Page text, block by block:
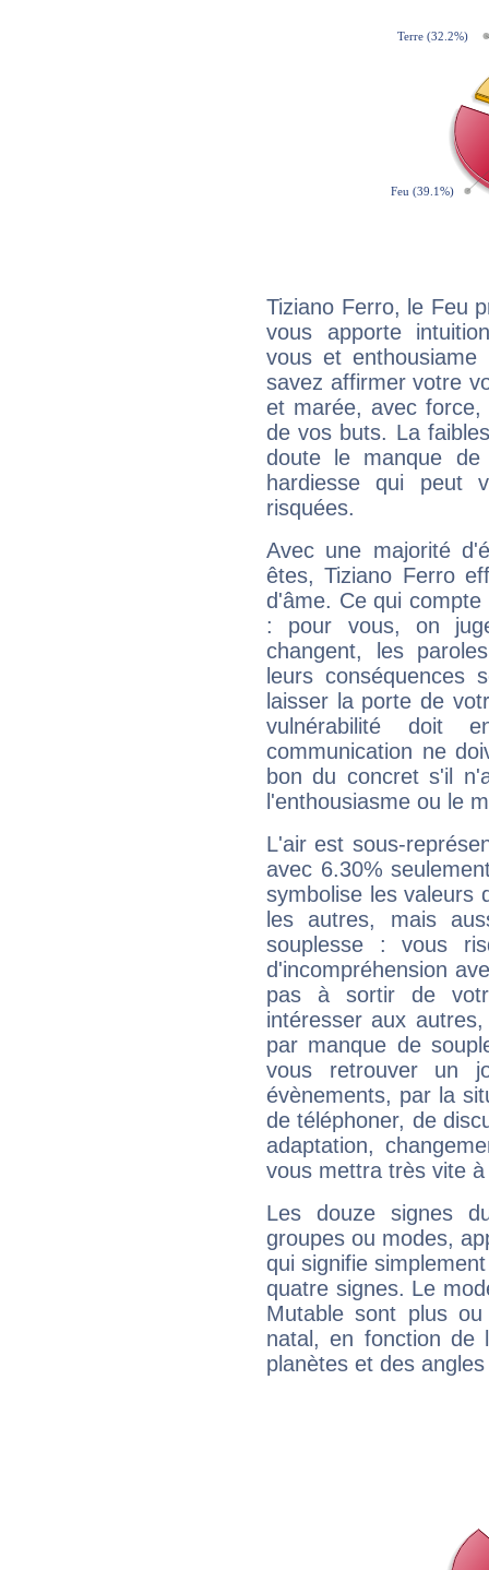
Tiziano Ferro, le Feu
vous apporte
vous et
savez affirmer votre
et marée, avec
de vos buts. La
doute le manque
hardiesse qui peut
risquées.
Avec une majorité
êtes, Tiziano Ferro
d'âme. Ce qui
: pour vous, on
changent, les
leurs conséquences
laisser la porte de
vulnérabilité doit
communication ne
bon du concret s'il
l'enthousiasme ou le
L'air est sous-
avec 6.30%
symbolise les valeurs
les autres, mais
souplesse : vous
d'incompréhension
pas à sortir de
intéresser aux
par manque de
vous retrouver un
évènements, par la
de téléphoner, de
adaptation,
vous mettra très vite
Les douze signes
groupes ou modes,
qui signifie
quatre signes. Le
Mutable sont plus
natal, en fonction de
planètes et des